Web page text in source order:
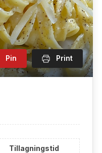
Pin Print
Tillagningstid